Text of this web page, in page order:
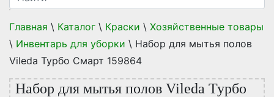
Главная \ Каталог \ Краски \ Хозяйственные товары
\ Инвентарь для уборки \ Набор для мытья полов
Vileda Турбо Смарт 159864
Набор для мытья полов Vileda Турбо